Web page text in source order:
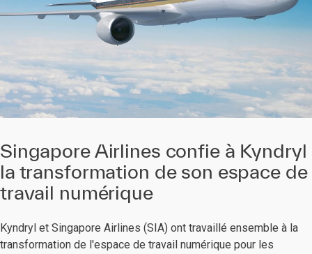
Singapore Airlines confie à Kyndryl
la transformation de son espace de
travail numérique
Kyndryl et Singapore Airlines (SIA) ont travaillé ensemble à la
transformation de l'espace de travail numérique pour les